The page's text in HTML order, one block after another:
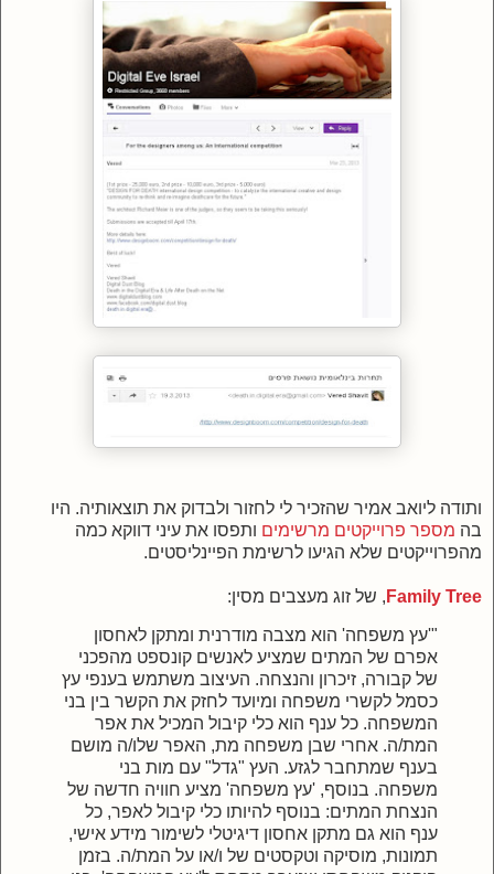
ותודה ליואב אמיר שהזכיר לי לחזור ולבדוק את תוצאותיה. היו
בה מספר פרוייקטים מרשימים ותפסו את עיני דווקא כמה
מהפרוייקטים שלא הגיעו לרשימת הפיינליסטים.
Family Tree , של זוג מעצבים מסין:
"'עץ משפחה' הוא מצבה מודרנית ומתקן לאחסון
אפרם של המתים שמציע לאנשים קונספט מהפכני
של קבורה, זיכרון והנצחה. העיצוב משתמש בענפי עץ
כסמל לקשרי משפחה ומיועד לחזק את הקשר בין בני
המשפחה. כל ענף הוא כלי קיבול המכיל את אפר
המת/ה. אחרי שבן משפחה מת, האפר שלו/ה מושם
בענף שמתחבר לגזע. העץ "גדל" עם מות בני
משפחה. בנוסף, 'עץ משפחה' מציע חוויה חדשה של
הנצחת המתים: בנוסף להיותו כלי קיבול לאפר, כל
ענף הוא גם מתקן אחסון דיגיטלי לשימור מידע אישי,
תמונות, מוסיקה וטקסטים של ו/או על המת/ה. בזמן